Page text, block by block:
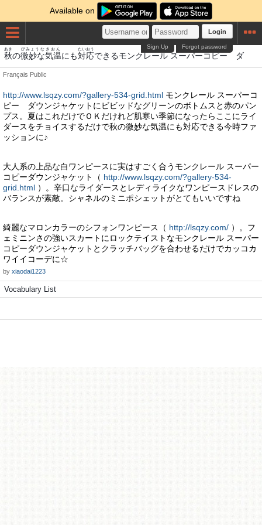
Available on
Login
Forgot password
Sign Up
秋
あき
の微妙な
びみょうな
気温
きおん
にも対応
たいおう
できるモンクレール スーパーコピー ダ
Français Public
http://www.lsqzy.com/?gallery-534-grid.html モンクレール スーパーコ
ピー ダウンジャケットにビビッドなグリーンのボトムスと赤のパン
プス。夏はこれだけでＯＫだけれど肌寒い季節になったらここにライ
ダースをチョイスするだけで秋の微妙な気温にも対応できる今時ファ
ッションに♪
大人系の上品な白ワンピースに実はすごく合うモンクレール スーパー
コピーダウンジャケット（ http://www.lsqzy.com/?gallery-534-
grid.html ）。辛口なライダースとレディライクなワンピースドレスの
バランスが素敵。シャネルのミニポシェットがとてもいいですね
綺麗なマロンカラーのシフォンワンピース（ http://lsqzy.com/ ）。フ
ェミニンさの強いスカートにロックテイストなモンクレール スーパー
コピーダウンジャケットとクラッチバッグを合わせるだけでカッコカ
ワイイコーデに☆
by xiaodai1223
Vocabulary List